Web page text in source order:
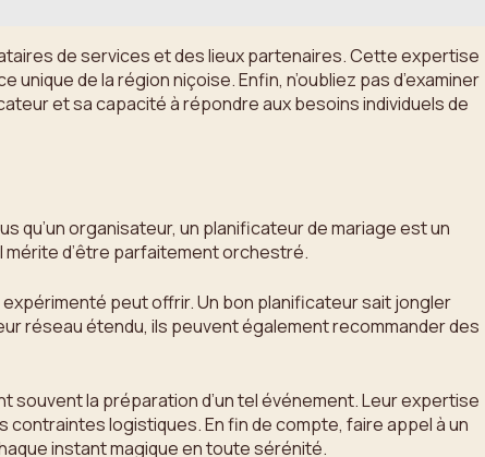
de services et des lieux partenaires. Cette expertise
de la région niçoise. Enfin, n’oubliez pas d’examiner
et sa capacité à répondre aux besoins individuels de
qu’un organisateur, un planificateur de mariage est un
mérite d’être parfaitement orchestré.
peut offrir. Un bon planificateur sait jongler
réseau étendu, ils peuvent également recommander des
souvent la préparation d’un tel événement. Leur expertise
logistiques. En fin de compte, faire appel à un
instant magique en toute sérénité.